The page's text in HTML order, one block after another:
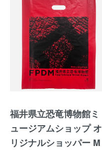
福井県立恐竜博物館ミ
ュージアムショップ オ
リジナルショッパー M